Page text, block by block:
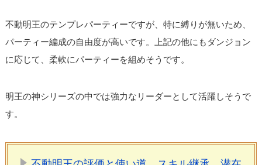
不動明王のテンプレパーティーですが、特に縛りが無いため、
パーティー編成の自由度が高いです。上記の他にもダンジョン
に応じて、柔軟にパーティーを組めそうです。
明王の神シリーズの中では強力なリーダーとして活躍しそうで
す。